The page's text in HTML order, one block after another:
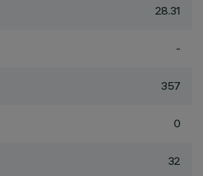
28.31
-
357
0
32